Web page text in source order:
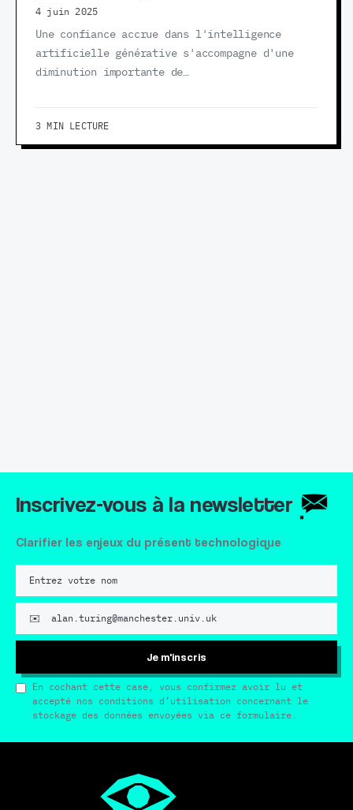
4 juin 2025
Une confiance accrue dans l'intelligence
artificielle générative s'accompagne d'une
diminution importante de…
3 MIN LECTURE
Inscrivez-vous à la newsletter
Clarifier les enjeux du présent technologique
Je m'inscris
En cochant cette case, vous confirmez avoir lu et
accepté nos conditions d’utilisation concernant le
stockage des données envoyées via ce formulaire.